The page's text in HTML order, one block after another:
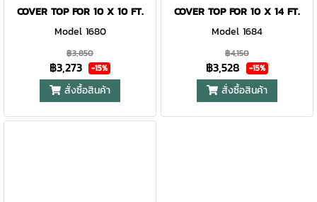
COVER TOP FOR 10 X 10 FT.
Model 1680
฿3,850
฿3,273 -15%
สั่งซื้อสินค้า
COVER TOP FOR 10 X 14 FT.
Model 1684
฿4,150
฿3,528 -15%
สั่งซื้อสินค้า